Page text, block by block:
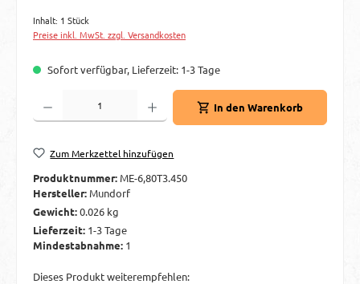
Inhalt: 1 Stück
Preise inkl. MwSt. zzgl. Versandkosten
Sofort verfügbar, Lieferzeit: 1-3 Tage
Produkt Anzahl: Gib den gewünschten Wert ein oder benutze die Schaltflächen
In den Warenkorb
Zum Merkzettel hinzufügen
Produktnummer: ME-6,80T3.450
Hersteller: Mundorf
Gewicht:0.026 kg
Lieferzeit: 1-3 Tage
Mindestabnahme: 1
Dieses Produkt weiterempfehlen: